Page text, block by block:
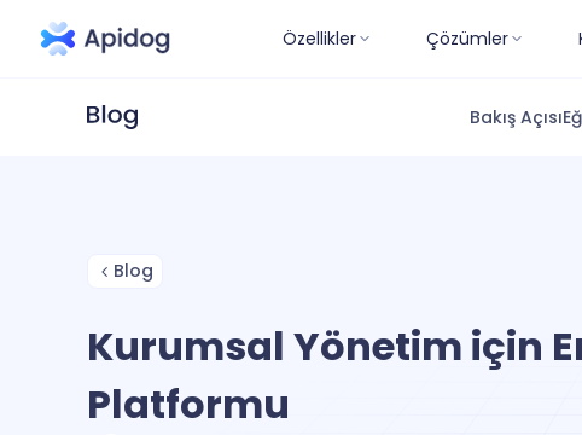
Özellikler Çözümler
Bakış Açısı
Blog
Kurumsal Yönetim için
Platformu